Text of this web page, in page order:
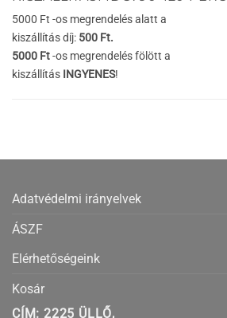
5000 Ft -os megrendelés alatt a
kiszállítás díj: 500 Ft.
5000 Ft-os megrendelés fölött a
kiszállítás INGYENES!
Adatvédelmi irányelvek
ÁSZF
Elérhetőségeink
Kosár
CÍM: 2225 ÜLLŐ,